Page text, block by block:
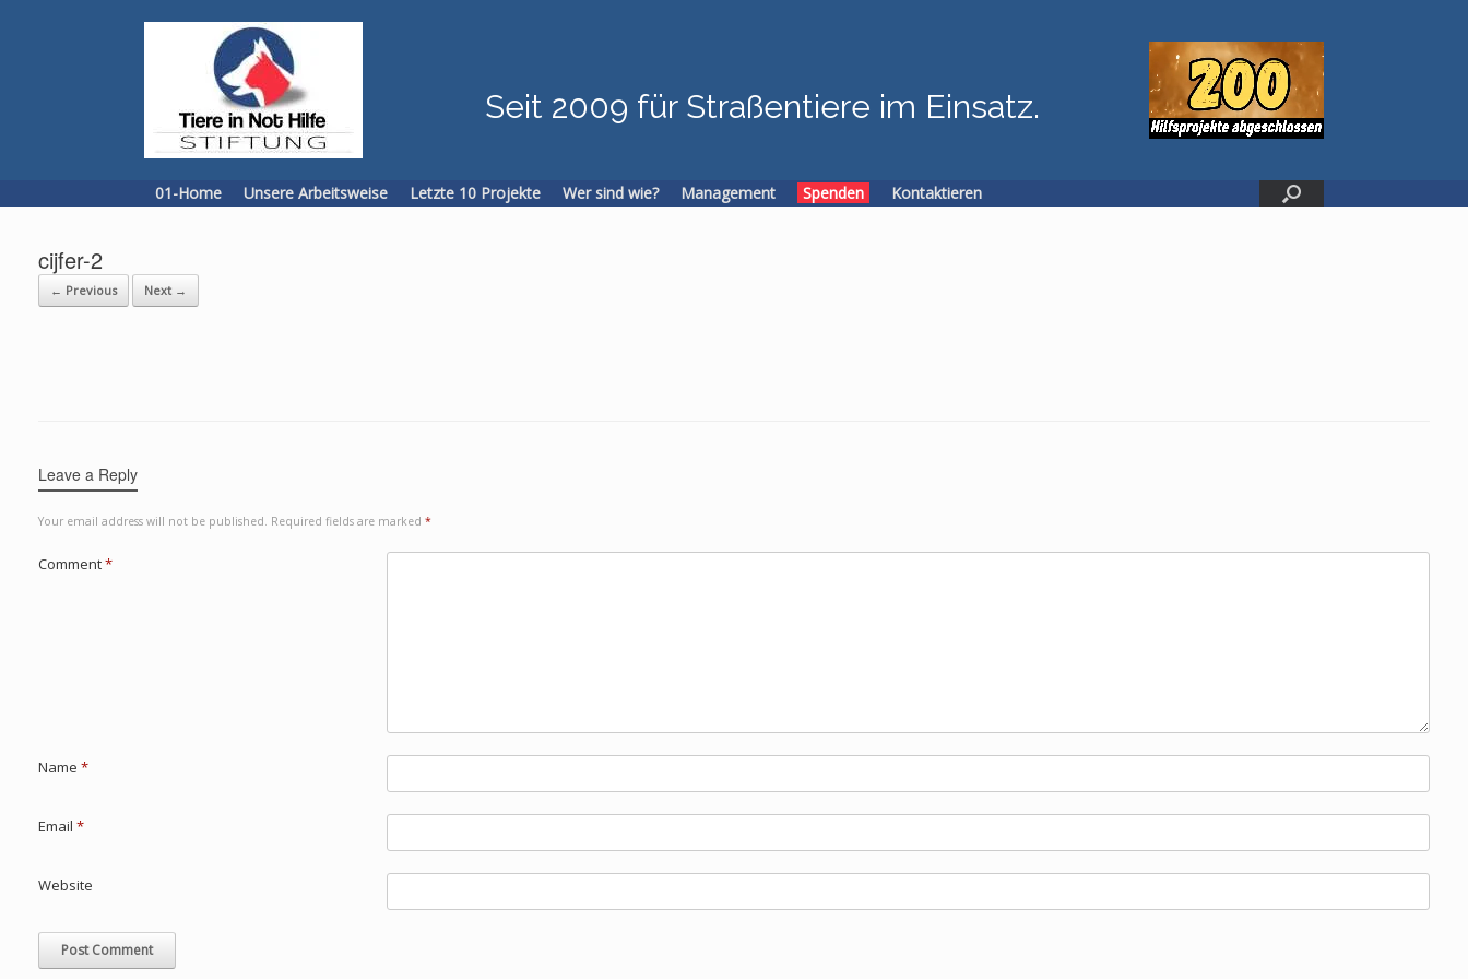
Seit 2009 für Straßentiere im Einsatz.
01-Home Unsere Arbeitsweise Letzte 10 Projekte Wer sind wie? Management Spenden Kontaktieren
cijfer-2
← Previous Next →
Leave a Reply
Your email address will not be published. Required fields are marked *
Comment*
Name *
Email *
Website